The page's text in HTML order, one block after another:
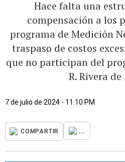
Hace falta una
compensación a los
programa de Medición
traspaso de costos
que no participan del
R. Rivera
7 de julio de 2024 - 11:10 PM
COMPARTIR ...